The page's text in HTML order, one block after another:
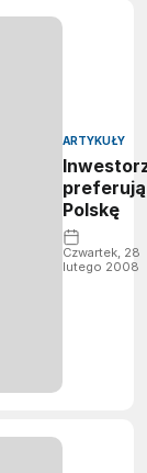
ARTYKUŁY
preferują
Polskę
Czwartek, 28
lutego 2008